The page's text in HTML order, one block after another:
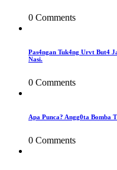
0 Comments
Pas4ngan Tuk4ng Urvt But4
Nasi.
0 Comments
Apa Punca? Angg0ta Bomba
0 Comments